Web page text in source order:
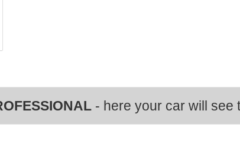
- here your car will see